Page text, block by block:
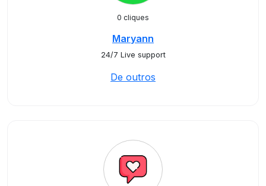
0 cliques
Maryann
24/7 Live support
De outros